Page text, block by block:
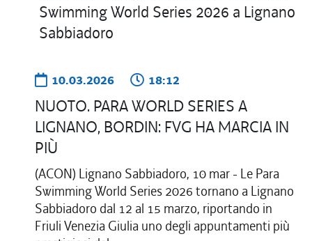
10.03.2026 18:12
NUOTO. PARA WORLD SERIES A
LIGNANO, BORDIN: FVG HA MARCIA IN
PIÙ
(ACON) Lignano Sabbiadoro, 10 mar - Le Para
Swimming World Series 2026 tornano a Lignano
Sabbiadoro dal 12 al 15 marzo, riportando in
Friuli Venezia Giulia uno degli appuntamenti più